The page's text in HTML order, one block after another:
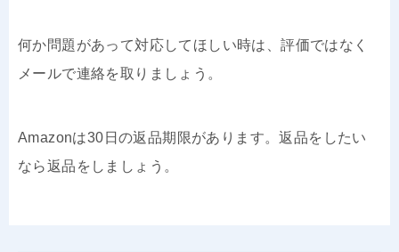
何か問題があって対応してほしい時は、評価ではなく
メールで連絡を取りましょう。
Amazonは30日の返品期限があります。返品をしたい
なら返品をしましょう。